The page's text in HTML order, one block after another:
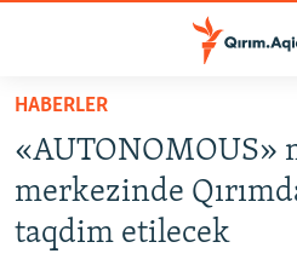
Esas
qaytmaq
Baş
navigatsiyağa
qaytmaq
SİYASET
İQTİSADİYAT
HABERLER
«AUTONOMOUS»
merkezinde
taqdim etilecek